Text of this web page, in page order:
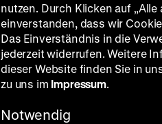
nutzen. Durch Klicken auf
einverstanden, dass wir
Das Einverständnis in die
jederzeit widerrufen. Weitere
dieser Website finden Sie in
zu uns im Impressum.
Notwendig